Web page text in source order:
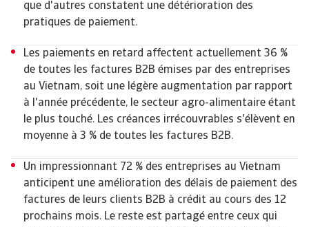
que d'autres constatent une détérioration des
pratiques de paiement.
Les paiements en retard affectent actuellement 36 %
de toutes les factures B2B émises par des entreprises
au Vietnam, soit une légère augmentation par rapport
à l'année précédente, le secteur agro-alimentaire étant
le plus touché. Les créances irrécouvrables s'élèvent en
moyenne à 3 % de toutes les factures B2B.
Un impressionnant 72 % des entreprises au Vietnam
anticipent une amélioration des délais de paiement des
factures de leurs clients B2B à crédit au cours des 12
prochains mois. Le reste est partagé entre ceux qui